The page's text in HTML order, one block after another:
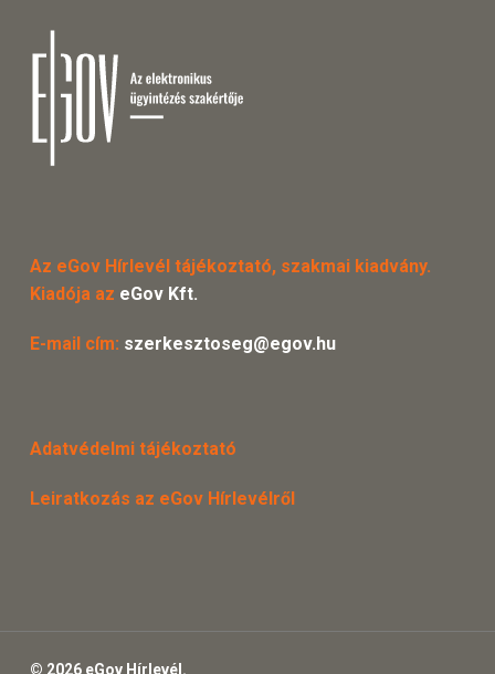
Az eGov Hírlevél tájékoztató, szakmai kiadvány.
Kiadója az eGov Kft.
E-mail cím: szerkesztoseg@egov.hu
Adatvédelmi tájékoztató
Leiratkozás az eGov Hírlevélről
© 2026 eGov Hírlevél.